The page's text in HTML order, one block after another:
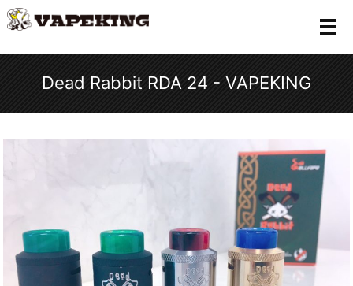
メ
Dead Rabbit RDA 24 - VAPEKING